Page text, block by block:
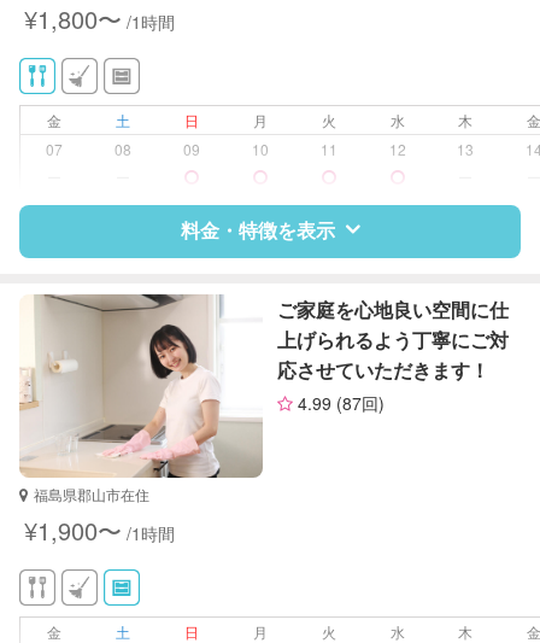
¥1,800〜 /1時間
金 土 日 月 火 水 木
07
08 09 10 11 12 13
料金・特徴を表示
特徴 料金 レビュー
サポートの特徴
なし
対応可能/特徴
家庭料理
ご家庭を心地良い空間に仕
上げられるよう丁寧にご対
応させていただきます！
4.99 (87回)
福島県郡山市在住
¥1,900〜 /1時間
金 土 日 月 火 水 木